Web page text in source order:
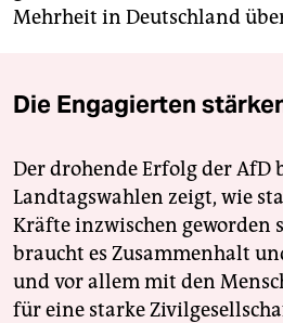
Mehrheit in Deutschland
Die Engagierten
Der drohende Erfolg der AfD
Landtagswahlen zeigt, wie
Kräfte inzwischen geworden
braucht es Zusammenhalt
und vor allem mit den
für eine starke